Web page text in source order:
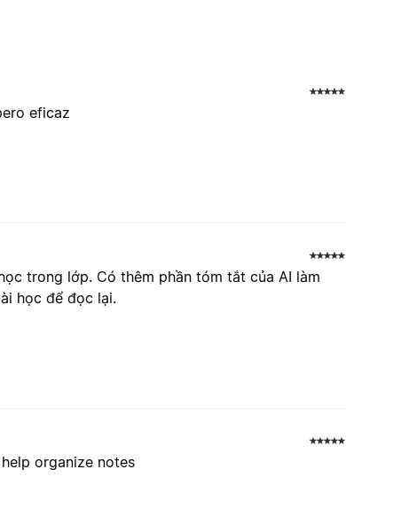
eficaz
trong lớp. Có thêm phần tóm tắt của AI làm
học để đọc lại.
organize notes